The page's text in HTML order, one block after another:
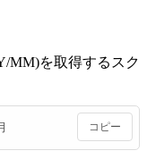
を取得するスク
コピー